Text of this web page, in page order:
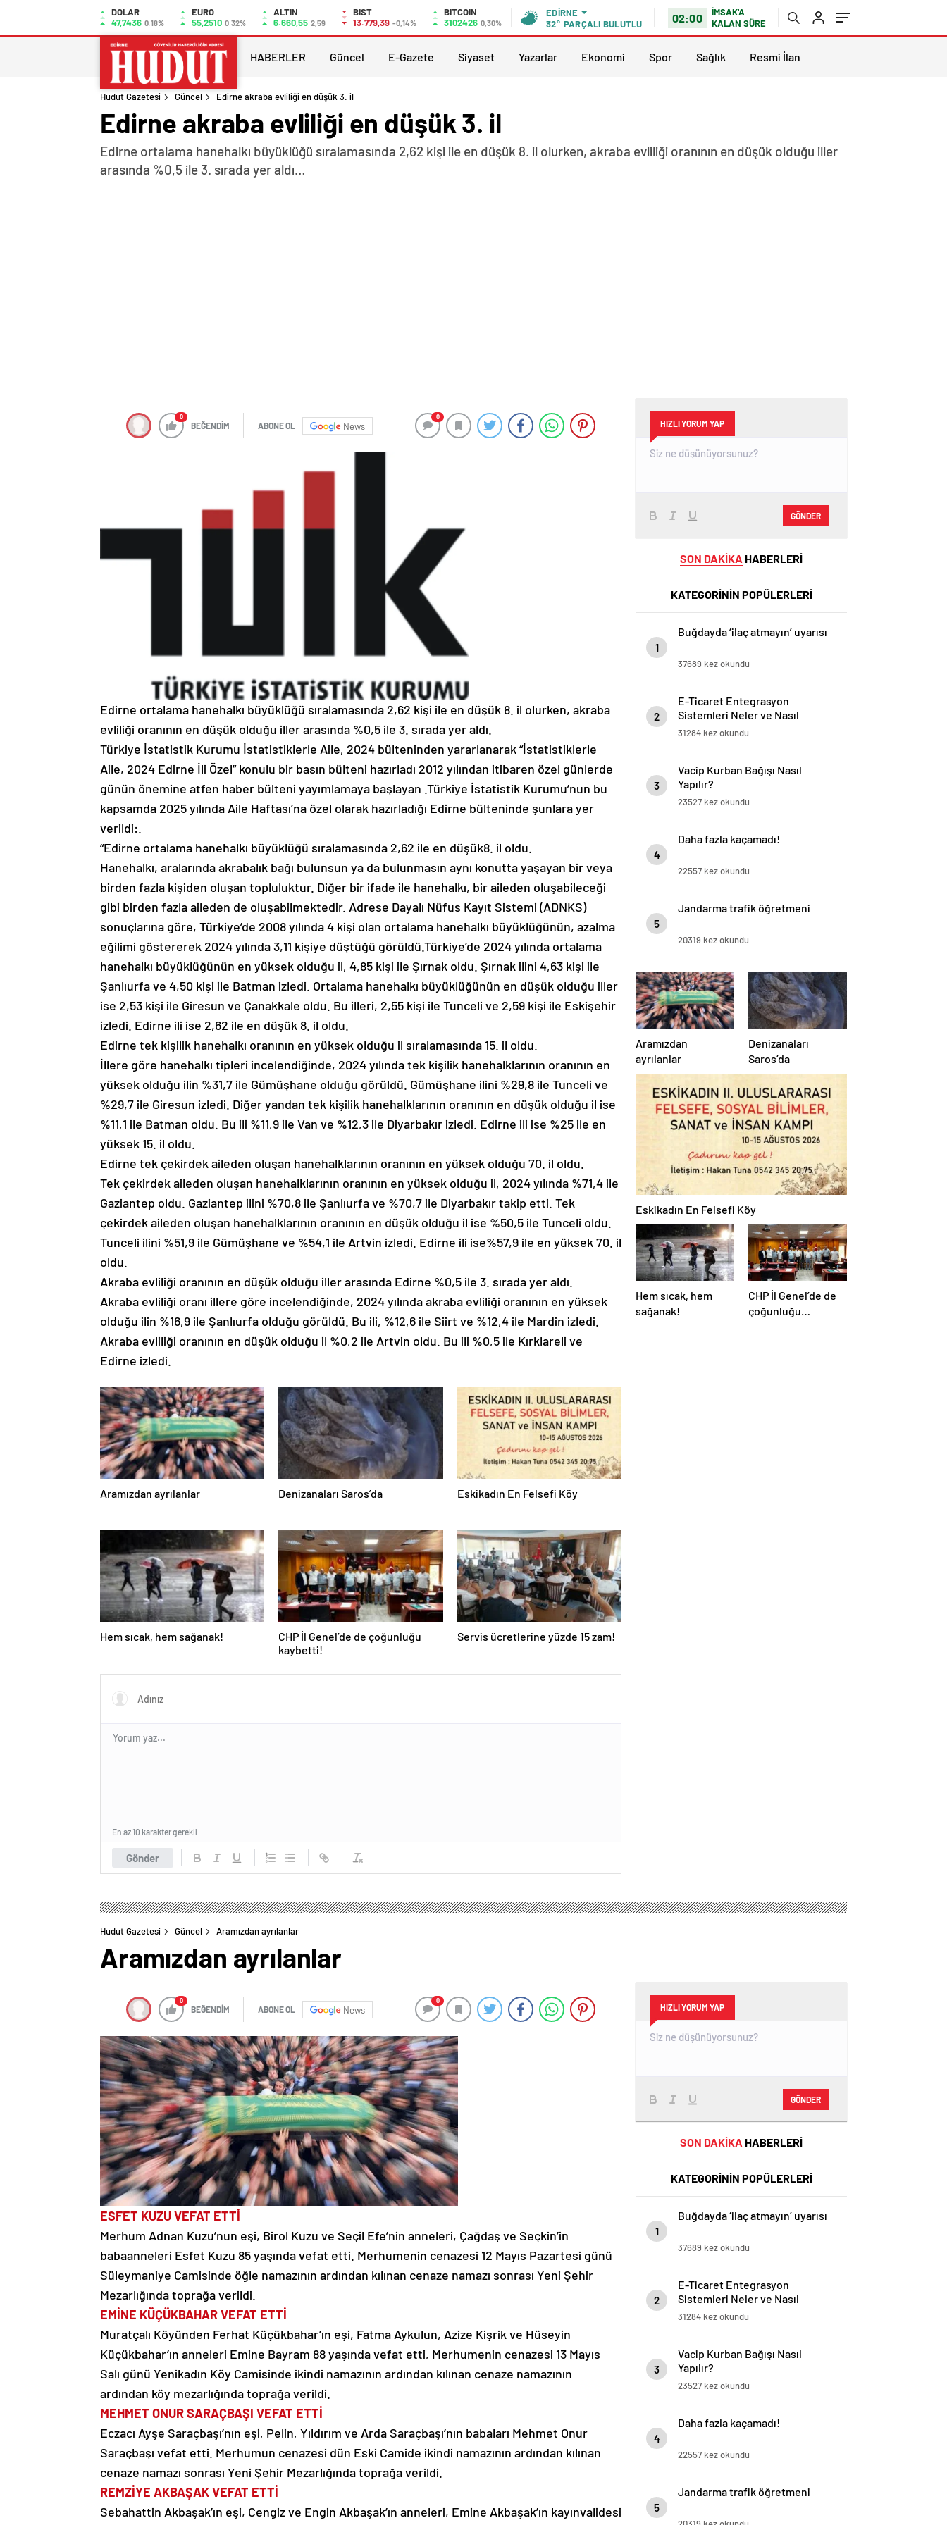
DOLAR
47,7436 0.18%
EURO
55,2510 0.32%
ALTIN
6.660,55 2,59
BIST
13.779,39 -0,14%
BITCOIN
3102426 0,30%
EDIRNE
32° PARÇALI BULUTLU 02:00
İMSAK'A
KALAN SÜRE
HABERLER Güncel E-Gazete Siyaset Yazarlar Ekonomi Spor Sağlık Resmi İlan
Hudut Gazetesi Güncel Edirne akraba evliliği en düşük 3. il
Edirne akraba evliliği en düşük 3. il
Edirne ortalama hanehalkı büyüklüğü sıralamasında 2,62 kişi ile en düşük 8. il olurken, akraba evliliği oranının en düşük olduğu iller
arasında %0,5 ile 3. sırada yer aldı…
0
BEĞENDİM ABONE OL News
0
Edirne ortalama hanehalkı büyüklüğü sıralamasında 2,62 kişi ile en düşük 8. il olurken, akraba
evliliği oranının en düşük olduğu iller arasında %0,5 ile 3. sırada yer aldı.
Türkiye İstatistik Kurumu İstatistiklerle Aile, 2024 bülteninden yararlanarak “İstatistiklerle
Aile, 2024 Edirne İli Özel” konulu bir basın bülteni hazırladı 2012 yılından itibaren özel günlerde
günün önemine atfen haber bülteni yayımlamaya başlayan .Türkiye İstatistik Kurumu’nun bu
kapsamda 2025 yılında Aile Haftası’na özel olarak hazırladığı Edirne bülteninde şunlara yer
verildi:.
“Edirne ortalama hanehalkı büyüklüğü sıralamasında 2,62 ile en düşük8. il oldu.
Hanehalkı, aralarında akrabalık bağı bulunsun ya da bulunmasın aynı konutta yaşayan bir veya
birden fazla kişiden oluşan topluluktur. Diğer bir ifade ile hanehalkı, bir aileden oluşabileceği
gibi birden fazla aileden de oluşabilmektedir. Adrese Dayalı Nüfus Kayıt Sistemi (ADNKS)
sonuçlarına göre, Türkiye’de 2008 yılında 4 kişi olan ortalama hanehalkı büyüklüğünün, azalma
eğilimi göstererek 2024 yılında 3,11 kişiye düştüğü görüldü.Türkiye’de 2024 yılında ortalama
hanehalkı büyüklüğünün en yüksek olduğu il, 4,85 kişi ile Şırnak oldu. Şırnak ilini 4,63 kişi ile
Şanlıurfa ve 4,50 kişi ile Batman izledi. Ortalama hanehalkı büyüklüğünün en düşük olduğu iller
ise 2,53 kişi ile Giresun ve Çanakkale oldu. Bu illeri, 2,55 kişi ile Tunceli ve 2,59 kişi ile Eskişehir
izledi. Edirne ili ise 2,62 ile en düşük 8. il oldu.
Edirne tek kişilik hanehalkı oranının en yüksek olduğu il sıralamasında 15. il oldu.
İllere göre hanehalkı tipleri incelendiğinde, 2024 yılında tek kişilik hanehalklarının oranının en
yüksek olduğu ilin %31,7 ile Gümüşhane olduğu görüldü. Gümüşhane ilini %29,8 ile Tunceli ve
%29,7 ile Giresun izledi. Diğer yandan tek kişilik hanehalklarının oranının en düşük olduğu il ise
%11,1 ile Batman oldu. Bu ili %11,9 ile Van ve %12,3 ile Diyarbakır izledi. Edirne ili ise %25 ile en
yüksek 15. il oldu.
Edirne tek çekirdek aileden oluşan hanehalklarının oranının en yüksek olduğu 70. il oldu.
Tek çekirdek aileden oluşan hanehalklarının oranının en yüksek olduğu il, 2024 yılında %71,4 ile
Gaziantep oldu. Gaziantep ilini %70,8 ile Şanlıurfa ve %70,7 ile Diyarbakır takip etti. Tek
çekirdek aileden oluşan hanehalklarının oranının en düşük olduğu il ise %50,5 ile Tunceli oldu.
Tunceli ilini %51,9 ile Gümüşhane ve %54,1 ile Artvin izledi. Edirne ili ise%57,9 ile en yüksek 70. il
oldu.
Akraba evliliği oranının en düşük olduğu iller arasında Edirne %0,5 ile 3. sırada yer aldı.
Akraba evliliği oranı illere göre incelendiğinde, 2024 yılında akraba evliliği oranının en yüksek
olduğu ilin %16,9 ile Şanlıurfa olduğu görüldü. Bu ili, %12,6 ile Siirt ve %12,4 ile Mardin izledi.
Akraba evliliği oranının en düşük olduğu il %0,2 ile Artvin oldu. Bu ili %0,5 ile Kırklareli ve
Edirne izledi.
Aramızdan ayrılanlar Denizanaları Saros’da Eskikadın En Felsefi Köy
Hem sıcak, hem sağanak!
CHP İl Genel’de de çoğunluğu
kaybetti!
Servis ücretlerine yüzde 15 zam!
Gönder
En az 10 karakter gerekli
HIZLI YORUM YAP
GÖNDER
SON DAKİKA HABERLERİ
KATEGORİNİN POPÜLERLERİ
1
Buğdayda ‘ilaç atmayın’ uyarısı
37689 kez okundu
2
E-Ticaret Entegrasyon
Sistemleri Neler ve Nasıl
Yapılır?
31284 kez okundu
3
Vacip Kurban Bağışı Nasıl
Yapılır?
23527 kez okundu
4
Daha fazla kaçamadı!
22557 kez okundu
5
Jandarma trafik öğretmeni
20319 kez okundu
Aramızdan
ayrılanlar
Denizanaları
Saros’da
Eskikadın En Felsefi Köy
Hem sıcak, hem
sağanak!
CHP İl Genel’de de
çoğunluğu
Hudut Gazetesi Güncel Aramızdan ayrılanlar
Aramızdan ayrılanlar
0
BEĞENDİM ABONE OL News
0
ESFET KUZU VEFAT ETTİ
Merhum Adnan Kuzu’nun eşi, Birol Kuzu ve Seçil Efe’nin anneleri, Çağdaş ve Seçkin’in
babaanneleri Esfet Kuzu 85 yaşında vefat etti. Merhumenin cenazesi 12 Mayıs Pazartesi günü
Süleymaniye Camisinde öğle namazının ardından kılınan cenaze namazı sonrası Yeni Şehir
Mezarlığında toprağa verildi.
EMİNE KÜÇÜKBAHAR VEFAT ETTİ
Muratçalı Köyünden Ferhat Küçükbahar’ın eşi, Fatma Aykulun, Azize Kişrik ve Hüseyin
Küçükbahar’ın anneleri Emine Bayram 88 yaşında vefat etti, Merhumenin cenazesi 13 Mayıs
Salı günü Yenikadın Köy Camisinde ikindi namazının ardından kılınan cenaze namazının
ardından köy mezarlığında toprağa verildi.
MEHMET ONUR SARAÇBAŞI VEFAT ETTİ
Eczacı Ayşe Saraçbaşı’nın eşi, Pelin, Yıldırım ve Arda Saraçbaşı’nın babaları Mehmet Onur
Saraçbaşı vefat etti. Merhumun cenazesi dün Eski Camide ikindi namazının ardından kılınan
cenaze namazı sonrası Yeni Şehir Mezarlığında toprağa verildi.
REMZİYE AKBAŞAK VEFAT ETTİ
Sebahattin Akbaşak’ın eşi, Cengiz ve Engin Akbaşak’ın anneleri, Emine Akbaşak’ın kayınvalidesi
HIZLI YORUM YAP
GÖNDER
SON DAKİKA HABERLERİ
KATEGORİNİN POPÜLERLERİ
1
Buğdayda ‘ilaç atmayın’ uyarısı
37689 kez okundu
2
E-Ticaret Entegrasyon
Sistemleri Neler ve Nasıl
Yapılır?
31284 kez okundu
3
Vacip Kurban Bağışı Nasıl
Yapılır?
23527 kez okundu
4
Daha fazla kaçamadı!
22557 kez okundu
5
Jandarma trafik öğretmeni